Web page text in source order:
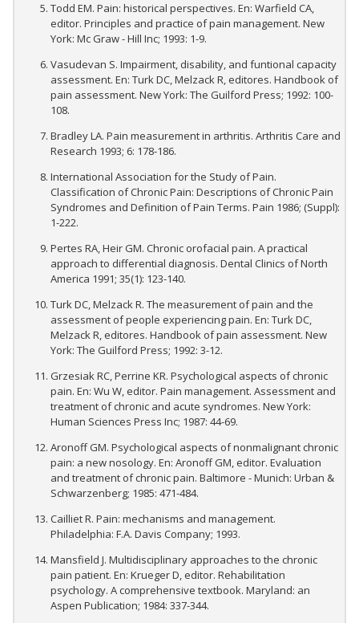
Todd EM. Pain: historical perspectives. En: Warfield CA,
editor. Principles and practice of pain management. New
York: Mc Graw - Hill Inc; 1993: 1-9.
Vasudevan S. Impairment, disability, and funtional capacity
assessment. En: Turk DC, Melzack R, editores. Handbook of
pain assessment. New York: The Guilford Press; 1992: 100-
108.
Bradley LA. Pain measurement in arthritis. Arthritis Care and
Research 1993; 6: 178-186.
International Association for the Study of Pain.
Classification of Chronic Pain: Descriptions of Chronic Pain
Syndromes and Definition of Pain Terms. Pain 1986; (Suppl):
1-222.
Pertes RA, Heir GM. Chronic orofacial pain. A practical
approach to differential diagnosis. Dental Clinics of North
America 1991; 35(1): 123-140.
Turk DC, Melzack R. The measurement of pain and the
assessment of people experiencing pain. En: Turk DC,
Melzack R, editores. Handbook of pain assessment. New
York: The Guilford Press; 1992: 3-12.
Grzesiak RC, Perrine KR. Psychological aspects of chronic
pain. En: Wu W, editor. Pain management. Assessment and
treatment of chronic and acute syndromes. New York:
Human Sciences Press Inc; 1987: 44-69.
Aronoff GM. Psychological aspects of nonmalignant chronic
pain: a new nosology. En: Aronoff GM, editor. Evaluation
and treatment of chronic pain. Baltimore - Munich: Urban &
Schwarzenberg; 1985: 471-484.
Cailliet R. Pain: mechanisms and management.
Philadelphia: F.A. Davis Company; 1993.
Mansfield J. Multidisciplinary approaches to the chronic
pain patient. En: Krueger D, editor. Rehabilitation
psychology. A comprehensive textbook. Maryland: an
Aspen Publication; 1984: 337-344.